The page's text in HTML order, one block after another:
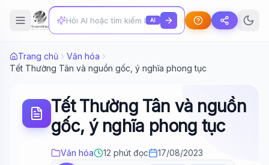
AI
Trang chủ
Văn hóa
Tết Thường Tân và nguồn gốc, ý nghĩa phong tục
Tết Thường Tân và nguồn
gốc, ý nghĩa phong tục
Văn hóa 12 phút đọc 17/08/2023